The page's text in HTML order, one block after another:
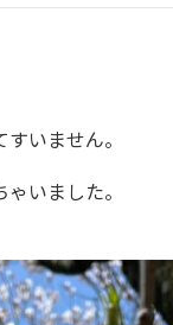
いません。
いました。